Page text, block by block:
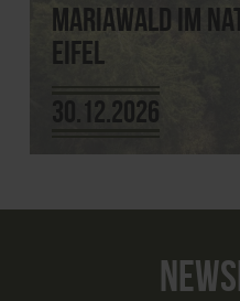
Mariawald im
Eifel
30.12.2026